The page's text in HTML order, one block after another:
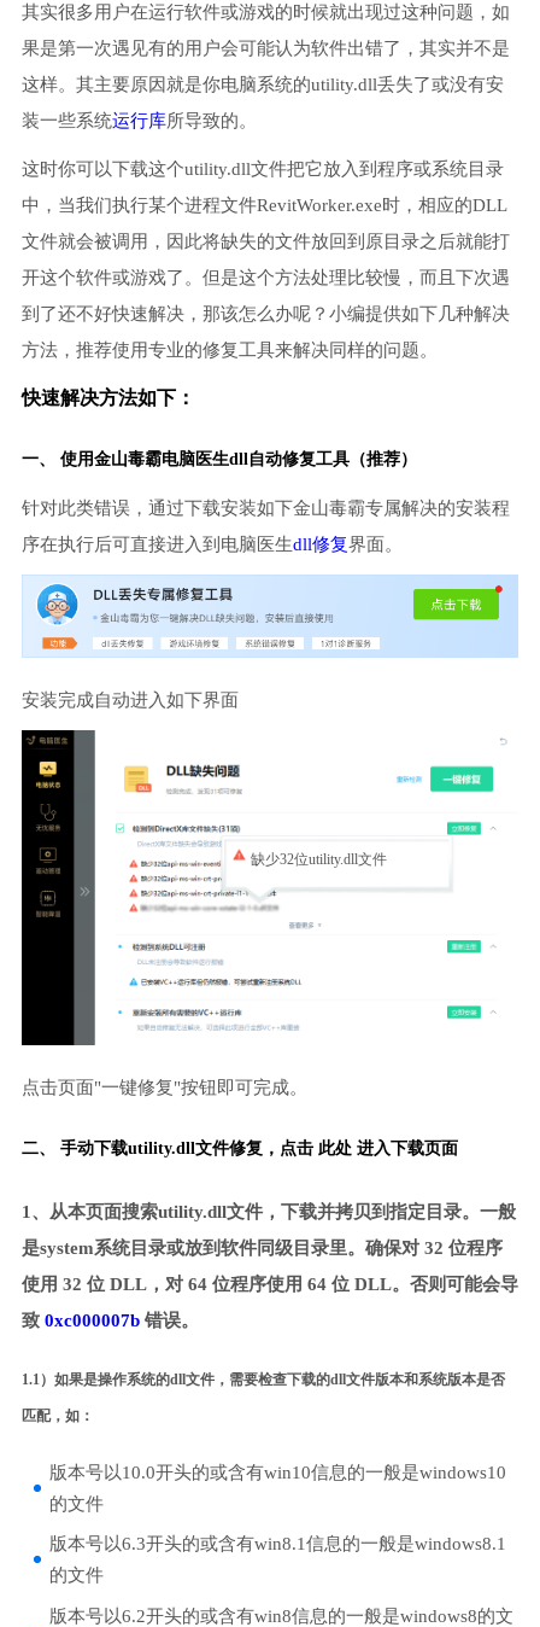
其实很多用户在运行软件或游戏的时候就出现过这种问题，如
果是第一次遇见有的用户会可能认为软件出错了，其实并不是
这样。其主要原因就是你电脑系统的utility.dll丢失了或没有安
装一些系统运行库所导致的。
这时你可以下载这个utility.dll文件把它放入到程序或系统目录
中，当我们执行某个进程文件RevitWorker.exe时，相应的DLL
文件就会被调用，因此将缺失的文件放回到原目录之后就能打
开这个软件或游戏了。但是这个方法处理比较慢，而且下次遇
到了还不好快速解决，那该怎么办呢？小编提供如下几种解决
方法，推荐使用专业的修复工具来解决同样的问题。
快速解决方法如下：
一、 使用金山毒霸电脑医生dll自动修复工具（推荐）
针对此类错误，通过下载安装如下金山毒霸专属解决的安装程
序在执行后可直接进入到电脑医生dll修复界面。
安装完成自动进入如下界面
缺少32位utility.dll文件
点击页面"一键修复"按钮即可完成。
二、 手动下载utility.dll文件修复， 点击 此处 进入下载页面
1、从本页面搜索utility.dll文件，下载并拷贝到指定目录。一般
是system系统目录或放到软件同级目录里。确保对 32 位程序
使用 32 位 DLL，对 64 位程序使用 64 位 DLL。否则可能会导
致 0xc000007b错误。
1.1）如果是操作系统的dll文件，需要检查下载的dll文件版本和系统版本是否
匹配，如：
版本号以10.0开头的或含有win10信息的一般是windows10
的文件
版本号以6.3开头的或含有win8.1信息的一般是windows8.1
的文件
版本号以6.2开头的或含有win8信息的一般是windows8的文